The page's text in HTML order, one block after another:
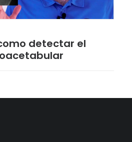
detectar el